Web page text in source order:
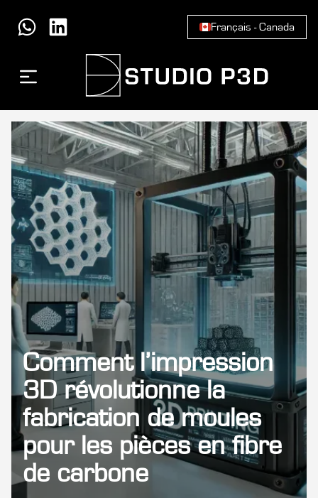
Français - Canada
Comment l’impression
3D révolutionne la
fabrication de moules
pour les pièces en fibre
de carbone